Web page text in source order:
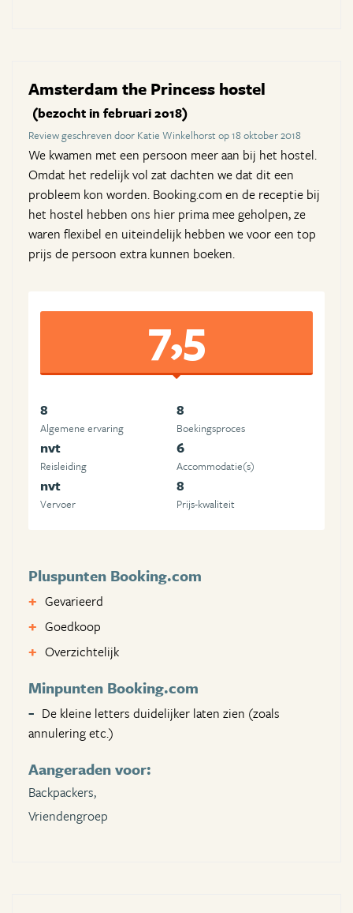
Amsterdam the Princess hostel
(bezocht in februari 2018)
Review geschreven door Katie Winkelhorst op 18 oktober 2018
We kwamen met een persoon meer aan bij het hostel.
Omdat het redelijk vol zat dachten we dat dit een
probleem kon worden. Booking.com en de receptie bij
het hostel hebben ons hier prima mee geholpen, ze
waren flexibel en uiteindelijk hebben we voor een top
prijs de persoon extra kunnen boeken.
7,5
8
Algemene ervaring
8
Boekingsproces
nvt
Reisleiding
6
Accommodatie(s)
nvt
Vervoer
8
Prijs-kwaliteit
Pluspunten Booking.com
Gevarieerd
Goedkoop
Overzichtelijk
Minpunten Booking.com
De kleine letters duidelijker laten zien (zoals
annulering etc.)
Aangeraden voor:
Backpackers,
Vriendengroep